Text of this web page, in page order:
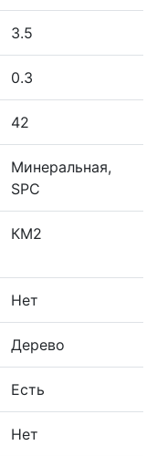
3.5
0.3
42
Минеральная,
SPC
КМ2
Нет
Дерево
Есть
Нет